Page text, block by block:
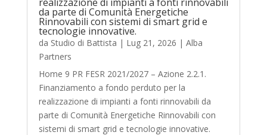
da parte di Comunità Energetiche
Rinnovabili con sistemi di smart grid e
tecnologie innovative.
da Studio di Battista | Lug 21, 2026 | Alba
Partners
Home 9 PR FESR 2021/2027 – Azione 2.2.1.
Finanziamento a fondo perduto per la
realizzazione di impianti a fonti rinnovabili da
parte di Comunità Energetiche Rinnovabili con
sistemi di smart grid e tecnologie innovative.